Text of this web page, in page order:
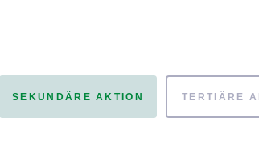
SEKUNDÄRE AKTION TERTIÄRE